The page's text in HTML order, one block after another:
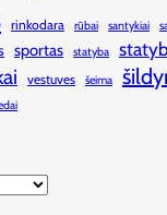
rinkodara rūbai santykiai
sportas statyba
vestuves šeima